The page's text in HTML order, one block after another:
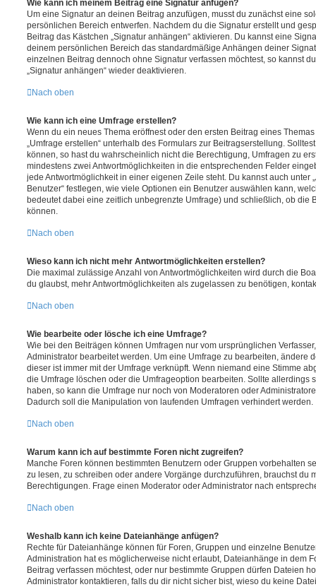
Wie kann ich meinem Beitrag eine Signatur anfügen?
Um eine Signatur an deinen Beitrag anzufügen, musst du zunächst eine
persönlichen Bereich entwerfen. Nachdem du die Signatur erstellt und
Beitrag das Kästchen „Signatur anhängen“ aktivieren. Du kannst eine
deinem persönlichen Bereich das standardmäßige Anhängen deiner
einzelnen Beitrag dennoch ohne Signatur verfassen möchtest, so kannst
„Signatur anhängen“ wieder deaktivieren.
Nach oben
Wie kann ich eine Umfrage erstellen?
Wenn du ein neues Thema eröffnest oder den ersten Beitrag eines
„Umfrage erstellen“ unterhalb des Formulars zur Beitragserstellung.
können, so hast du wahrscheinlich nicht die Berechtigung, Umfragen zu
mindestens zwei Antwortmöglichkeiten in die entsprechenden Felder
jede Antwortmöglichkeit in einer eigenen Zeile steht. Du kannst auch unter
Benutzer“ festlegen, wie viele Optionen ein Benutzer auswählen kann,
bedeutet dabei eine zeitlich unbegrenzte Umfrage) und schließlich, ob die
können.
Nach oben
Wieso kann ich nicht mehr Antwortmöglichkeiten erstellen?
Die maximal zulässige Anzahl von Antwortmöglichkeiten wird durch die
du glaubst, mehr Antwortmöglichkeiten als zugelassen zu benötigen,
Nach oben
Wie bearbeite oder lösche ich eine Umfrage?
Wie bei den Beiträgen können Umfragen nur vom ursprünglichen
Administrator bearbeitet werden. Um eine Umfrage zu bearbeiten, ändere
dieser ist immer mit der Umfrage verknüpft. Wenn niemand eine Stimme
die Umfrage löschen oder die Umfrageoption bearbeiten. Sollte allerdings
haben, so kann die Umfrage nur noch von Moderatoren oder
Dadurch soll die Manipulation von laufenden Umfragen verhindert werden.
Nach oben
Warum kann ich auf bestimmte Foren nicht zugreifen?
Manche Foren können bestimmten Benutzern oder Gruppen vorbehalten
zu lesen, zu schreiben oder andere Vorgänge durchzuführen, brauchst du
Berechtigungen. Frage einen Moderator oder Administrator nach
Nach oben
Weshalb kann ich keine Dateianhänge anfügen?
Rechte für Dateianhänge können für Foren, Gruppen und einzelne
Administration hat es möglicherweise nicht erlaubt, Dateianhänge in dem
Beitrag verfassen möchtest, oder nur bestimmte Gruppen dürfen Dateien
Administrator kontaktieren, falls du dir nicht sicher bist, wieso du keine